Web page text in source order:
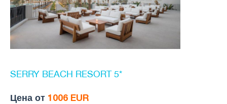
SERRY BEACH RESORT 5*
Цена от 1006 EUR